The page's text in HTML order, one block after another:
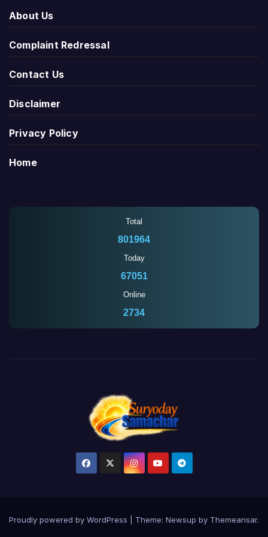
About Us
Complaint Redressal
Contact Us
Disclaimer
Privacy Policy
Home
Total
801964
Today
67051
Online
2734
Proudly powered by WordPress Theme: Newsup by Themeansar.